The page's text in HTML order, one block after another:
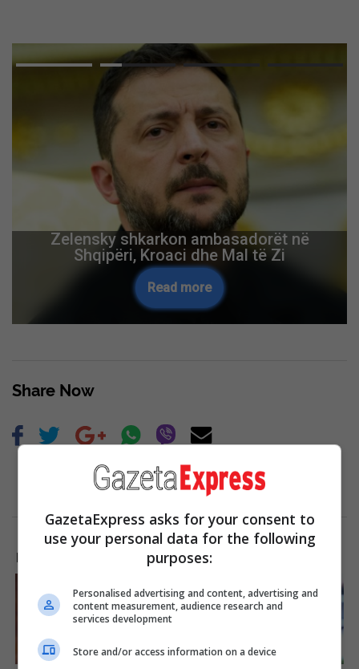
Zelensky shkarkon ambasadorët në
Shqipëri, Kroaci dhe Mal të Zi
Read more
Share Now
LAJME NGA INTERNETI
GazetaExpress asks for your consent to
use your personal data for the following
purposes:
Personalised advertising and content, advertising and
content measurement, audience research and
services development
Store and/or access information on a device